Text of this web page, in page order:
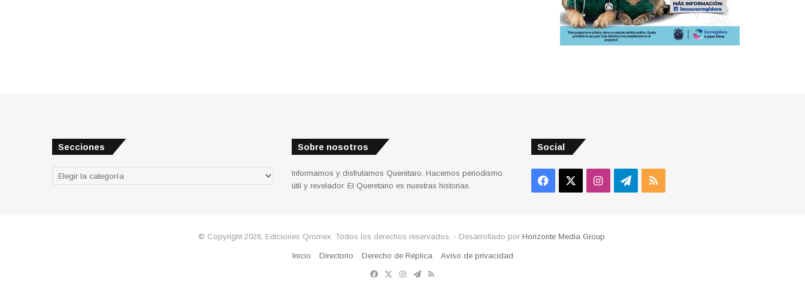
Secciones
Secciones
Sobre nosotros
Informamos y disfrutamos Querétaro. Hacemos periodismo
útil y revelador. El Queretano es nuestras historias.
Social
Facebook InstagramTelegram
RSS
© Copyright 2026, Ediciones Qromex. Todos los derechos reservados. - Desarrollado por Horizonte Media Group.
Inicio Directorio Derecho de Réplica
Aviso de privacidad
Facebook
X Instagram
Telegram
RSS